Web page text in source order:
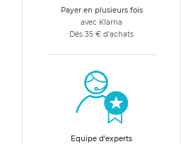
Payer en plusieurs fois
avec Klarna
Dès 35 € d'achats
Equipe d'experts